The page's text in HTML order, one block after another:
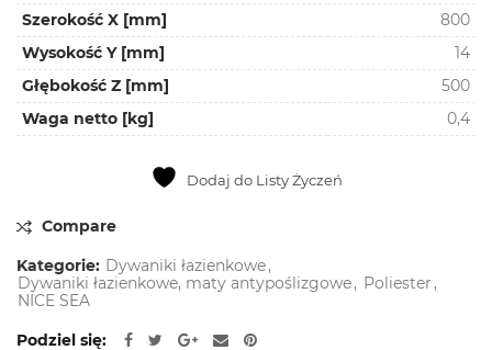
Szerokość X [mm]
800
Wysokość Y [mm]
14
Głębokość Z [mm]
500
Waga netto [kg]
0,4
Dodaj do Listy Życzeń
Compare
Kategorie: Dywaniki łazienkowe,
Dywaniki łazienkowe, maty antypoślizgowe, Poliester ,
NICE SEA
Podziel się